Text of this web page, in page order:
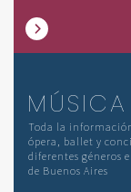
MÚSICA
Toda la
ópera, ballet y
diferentes géneros
de Buenos Aires